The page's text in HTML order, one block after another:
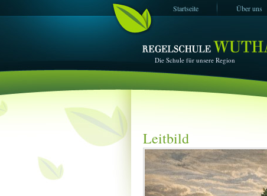
Startseite Über uns
Die Schule für unsere Region
Leitbild